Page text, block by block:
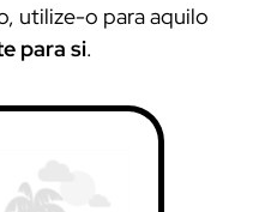
utilize-o para aquilo
para si.